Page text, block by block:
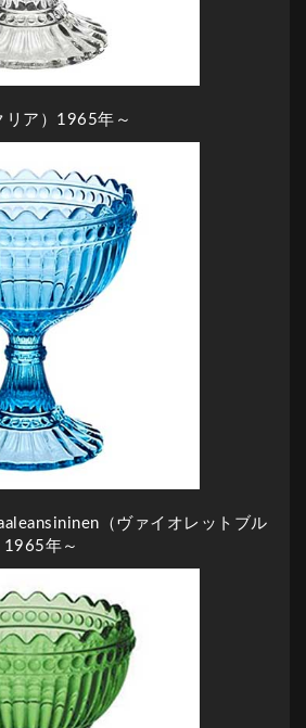
リア）1965年～
（ヴァイオレットブル
1965年～